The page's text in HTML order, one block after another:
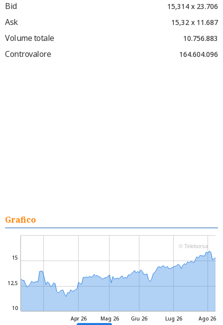
Bid 15,314 x 23.706
Ask 15,32 x 11.687
Volume totale 10.756.883
Controvalore 164.604.096
Grafico
Mag 26 Lug 26
Apr 26 Giu 26 Ago 26
10
12,5
15
© Teleborsa